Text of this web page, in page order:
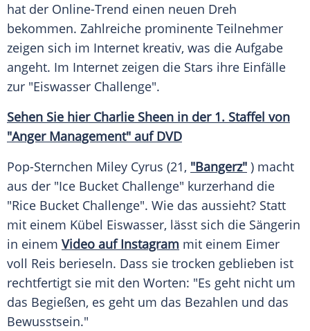
hat der Online-Trend einen neuen Dreh
bekommen. Zahlreiche prominente Teilnehmer
zeigen sich im Internet kreativ, was die Aufgabe
angeht. Im Internet zeigen die Stars ihre Einfälle
zur "Eiswasser Challenge".
Sehen Sie hier Charlie Sheen in der 1. Staffel von
"Anger Management" auf DVD
Pop-Sternchen Miley Cyrus (21, "Bangerz" ) macht
aus der "Ice Bucket Challenge" kurzerhand die
"Rice Bucket Challenge". Wie das aussieht? Statt
mit einem Kübel Eiswasser, lässt sich die Sängerin
in einem Video auf Instagram mit einem Eimer
voll Reis berieseln. Dass sie trocken geblieben ist
rechtfertigt sie mit den Worten: "Es geht nicht um
das Begießen, es geht um das Bezahlen und das
Bewusstsein."